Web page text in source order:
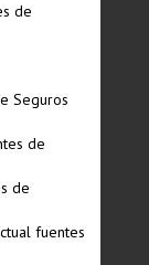
de
Seguros
de
de
fuentes